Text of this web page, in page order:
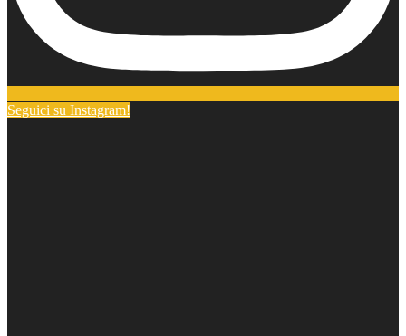
Seguici su Instagram!